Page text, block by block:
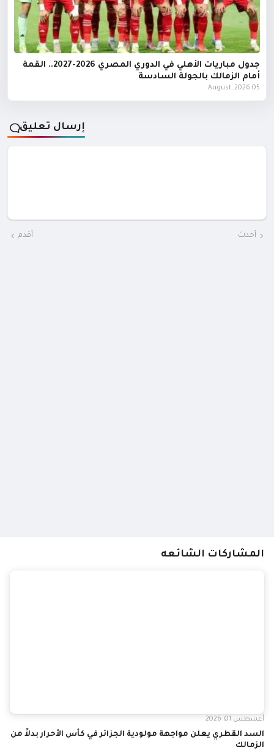
جدول مباريات الأهلي في الدوري المصري 2026-2027.. القمة
أمام الزمالك بالجولة السادسة
05 August, 2026
إرسال تعليق
أحدث أقدم
المشاركات الشائعه
السد القطري يعلن مواجهة مولودية الجزائر في كأس الأحرار بدلاً من
الزمالك
أغسطس 01, 2026